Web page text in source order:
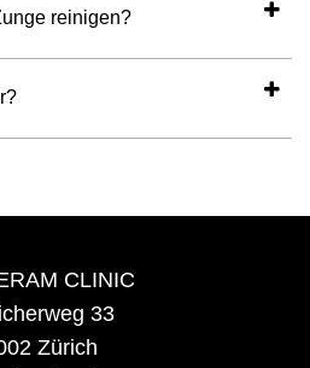
reinigen?
CLINIC
33
Zürich